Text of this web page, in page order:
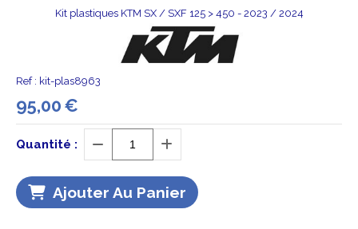
Kit plastiques KTM SX / SXF 125 > 450 - 2023 / 2024
Ref : kit-plas8963
95,00€
Quantité :
Ajouter Au Panier